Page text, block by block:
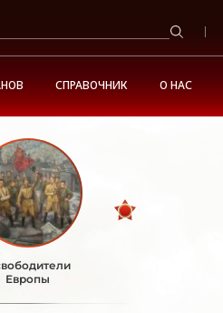
СПРАВОЧНИК О НАС
Европы